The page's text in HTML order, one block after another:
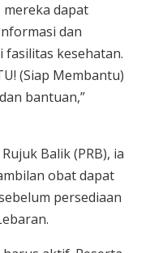
mereka dapat
dan
fasilitas kesehatan.
(Siap Membantu)
bantuan,”
Balik (PRB), ia
obat dapat
persediaan